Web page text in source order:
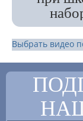
Выбрать видео